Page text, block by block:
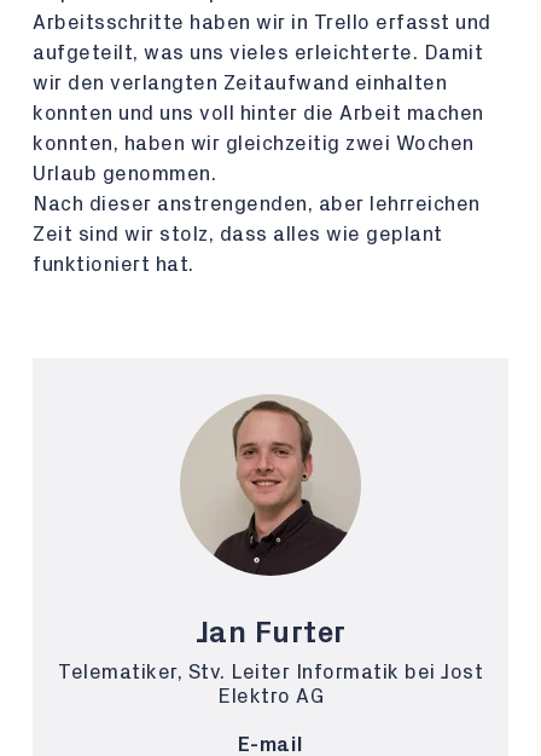
Arbeitsschritte haben wir in Trello erfasst und
aufgeteilt, was uns vieles erleichterte. Damit
wir den verlangten Zeitaufwand einhalten
konnten und uns voll hinter die Arbeit machen
konnten, haben wir gleichzeitig zwei Wochen
Urlaub genommen.
Nach dieser anstrengenden, aber lehrreichen
Zeit sind wir stolz, dass alles wie geplant
funktioniert hat.
Jan Furter
Telematiker, Stv. Leiter Informatik bei Jost
Elektro AG
E-mail